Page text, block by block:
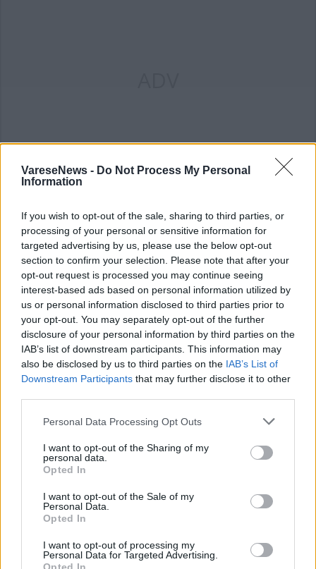
VareseNews - Do Not Process My Personal
Information
If you wish to opt-out of the sale, sharing to third parties, or
processing of your personal or sensitive information for
targeted advertising by us, please use the below opt-out
section to confirm your selection. Please note that after your
opt-out request is processed you may continue seeing
interest-based ads based on personal information utilized by
us or personal information disclosed to third parties prior to
your opt-out. You may separately opt-out of the further
disclosure of your personal information by third parties on the
IAB’s list of downstream participants. This information may
also be disclosed by us to third parties on the IAB’s List of
Downstream Participants that may further disclose it to other
Personal Data Processing Opt Outs
I want to opt-out of the Sharing of my
personal data.
Opted In
I want to opt-out of the Sale of my
Personal Data.
Opted In
I want to opt-out of processing my
Personal Data for Targeted Advertising.
Commenti
Accedioregistratiper commentare questo
articolo.
L'email è richiesta ma non verrà mostrata ai visitatori. Il contenuto di questo
commento esprime il pensiero dell'autore e non rappresenta la linea editoriale
di VareseNews.it, che rimane autonoma e indipendente. I messaggi inclusi nei
commenti non sono testi giornalistici, ma post inviati dai singoli lettori che
possono essere automaticamente pubblicati senza filtro preventivo. I commenti
che includano uno o più link a siti esterni verranno rimossi in automatico dal
ADV